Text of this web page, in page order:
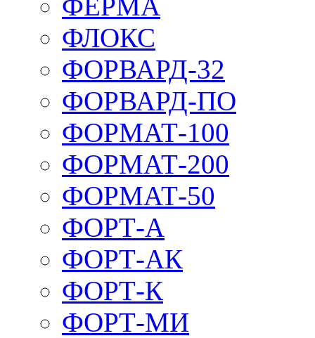
ФЛОКС
ФОРВАРД-32
ФОРВАРД-ПО
ФОРМАТ-100
ФОРМАТ-200
ФОРМАТ-50
ФОРТ-А
ФОРТ-АК
ФОРТ-К
ФОРТ-МИ